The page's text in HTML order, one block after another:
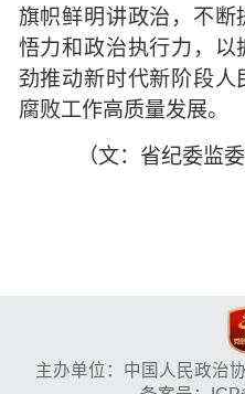
旗帜鲜明讲政治，不断
悟力和政治执行力，以
劲推动新时代新阶段人
腐败工作高质量发展。
（文：省纪委监委
主办单位：中国人民政治